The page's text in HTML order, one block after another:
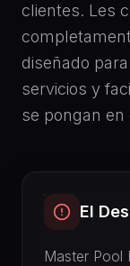
clientes. Les
diseñado
servicios y
se pongan en
El
Master Pool